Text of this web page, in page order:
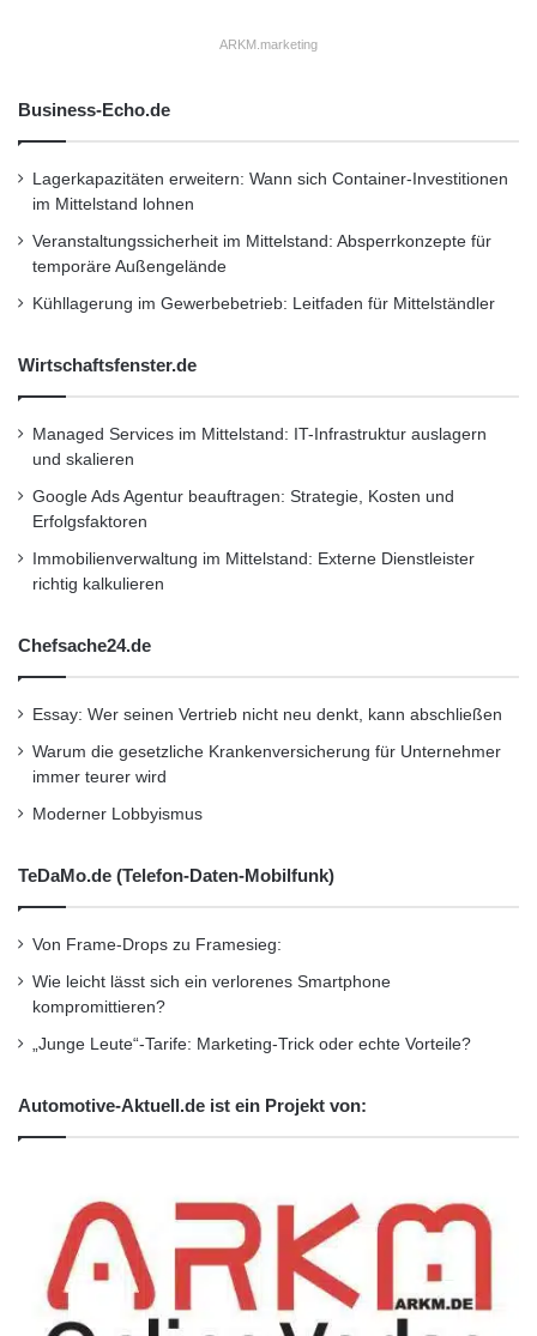
Zusammenarbeit mit unseren
Partnerverlagen.” Kontakt für Journalisten:
Stefan Gessulat Gessulat Media GmbH,
Gabelsbergerstrasse 40, 80333 München
Telefon: +49. 89. 28 85 79 53, Telefax: +49.
89. 28 85 79 54 Mobil: +49. 173. 24 20 311
Mail: stefan.gessulat@gessulat.com
www.gessulat.com
Orginal-Meldung:
http://www.presseportal.de/pm/81141/2139679
/digitale-prospekte-auf-erfolgskurs-
meinprospekt-de-durchbricht-die-50-mio-
grenze-und-gewinnt-nach/api
Kurzverweis
Firmenkommunikation
Wirtschaftsnachrichten
ARKM.marketing
Business-Echo.de
Lagerkapazitäten erweitern: Wann sich Container-Investitionen
im Mittelstand lohnen
Veranstaltungssicherheit im Mittelstand: Absperrkonzepte für
temporäre Außengelände
Kühllagerung im Gewerbebetrieb: Leitfaden für Mittelständler
Wirtschaftsfenster.de
Managed Services im Mittelstand: IT-Infrastruktur auslagern
und skalieren
Google Ads Agentur beauftragen: Strategie, Kosten und
Erfolgsfaktoren
Immobilienverwaltung im Mittelstand: Externe Dienstleister
richtig kalkulieren
Chefsache24.de
Essay: Wer seinen Vertrieb nicht neu denkt, kann abschließen
Warum die gesetzliche Krankenversicherung für Unternehmer
immer teurer wird
Moderner Lobbyismus
TeDaMo.de (Telefon-Daten-Mobilfunk)
Von Frame-Drops zu Framesieg:
Wie leicht lässt sich ein verlorenes Smartphone
kompromittieren?
„Junge Leute“-Tarife: Marketing-Trick oder echte Vorteile?
Automotive-Aktuell.de ist ein Projekt von: